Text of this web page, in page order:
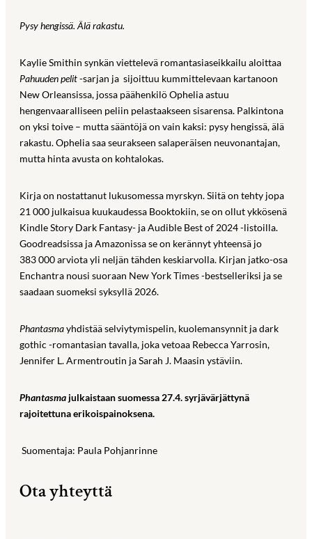
Pysy hengissä. Älä rakastu.
Kaylie Smithin synkän viettelevä romantasiaseikkailu aloittaa
Pahuuden pelit-sarjan ja sijoittuu kummittelevaan kartanoon
New Orleansissa, jossa päähenkilö Ophelia astuu
hengenvaaralliseen peliin pelastaakseen sisarensa. Palkintona
on yksi toive – mutta sääntöjä on vain kaksi: pysy hengissä, älä
rakastu. Ophelia saa seurakseen salaperäisen neuvonantajan,
mutta hinta avusta on kohtalokas.
Kirja on nostattanut lukusomessa myrskyn. Siitä on tehty jopa
21 000 julkaisua kuukaudessa Booktokiin, se on ollut ykkösenä
Kindle Story Dark Fantasy- ja Audible Best of 2024 -listoilla.
Goodreadsissa ja Amazonissa se on kerännyt yhteensä jo
383 000 arviota yli neljän tähden keskiarvolla. Kirjan jatko-osa
Enchantra nousi suoraan New York Times -bestselleriksi ja se
saadaan suomeksi syksyllä 2026.
Phantasmayhdistää selviytymispelin, kuolemansynnit ja dark
gothic -romantasian tavalla, joka vetoaa Rebecca Yarrosin,
Jennifer L. Armentroutin ja Sarah J. Maasin ystäviin.
Phantasma julkaistaan suomessa 27.4. syrjävärjättynä
rajoitettuna erikoispainoksena.
Suomentaja: Paula Pohjanrinne
Ota yhteyttä